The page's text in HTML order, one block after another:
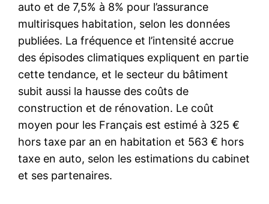
auto et de 7,5% à 8% pour l’assurance
multirisques habitation, selon les données
publiées. La fréquence et l’intensité accrue
des épisodes climatiques expliquent en partie
cette tendance, et le secteur du bâtiment
subit aussi la hausse des coûts de
construction et de rénovation. Le coût
moyen pour les Français est estimé à 325 €
hors taxe par an en habitation et 563 € hors
taxe en auto, selon les estimations du cabinet
et ses partenaires.